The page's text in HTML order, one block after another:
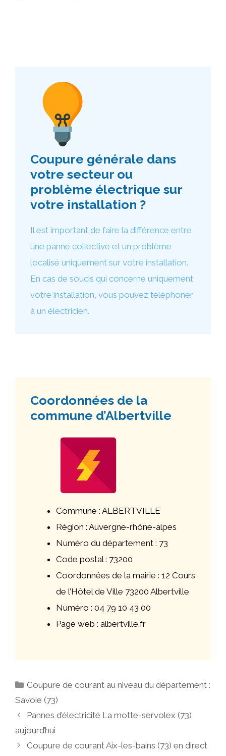
Coupure générale dans
votre secteur ou
problème électrique sur
votre installation ?
Il est important de faire la différence entre
une panne collective et un problème
localisé uniquement sur votre installation.
En cas de soucis qui concerne uniquement
votre installation, vous pouvez téléphoner
à un électricien.
Coordonnées de la
commune d’Albertville
Commune : ALBERTVILLE
Région : Auvergne-rhône-alpes
Numéro du département : 73
Code postal : 73200
Coordonnées de la mairie : 12 Cours
de l’Hôtel de Ville 73200 Albertville
Numéro : 04 79 10 43 00
Page web : albertville.fr
Catégories
Coupure de courant au niveau du département :
Savoie (73)
Navigation
des
articles
Pannes d’électricité La motte-servolex (73)
aujourd’hui
Coupure de courant Aix-les-bains (73) en direct